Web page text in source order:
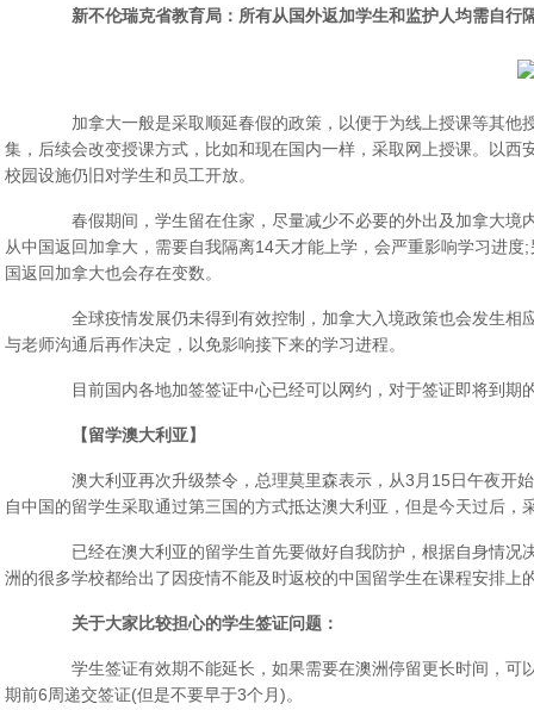
新不伦瑞克省教育局：所有从国外返加学生和监护人均需自行
加拿大一般是采取顺延春假的政策，以便于为线上授课等其他
集，后续会改变授课方式，比如和现在国内一样，采取网上授课。以
校园设施仍旧对学生和员工开放。
春假期间，学生留在住家，尽量减少不必要的外出及加拿大境
从中国返回加拿大，需要自我隔离14天才能上学，会严重影响学习进
国返回加拿大也会存在变数。
全球疫情发展仍未得到有效控制，加拿大入境政策也会发生相
与老师沟通后再作决定，以免影响接下来的学习进程。
目前国内各地加签签证中心已经可以网约，对于签证即将到期
【留学澳大利亚】
澳大利亚再次升级禁令，总理莫里森表示，从3月15日午夜开
自中国的留学生采取通过第三国的方式抵达澳大利亚，但是今天过后，
已经在澳大利亚的留学生首先要做好自我防护，根据自身情况
洲的很多学校都给出了因疫情不能及时返校的中国留学生在课程安排上
关于大家比较担心的学生签证问题：
学生签证有效期不能延长，如果需要在澳洲停留更长时间，可
期前6周递交签证(但是不要早于3个月)。